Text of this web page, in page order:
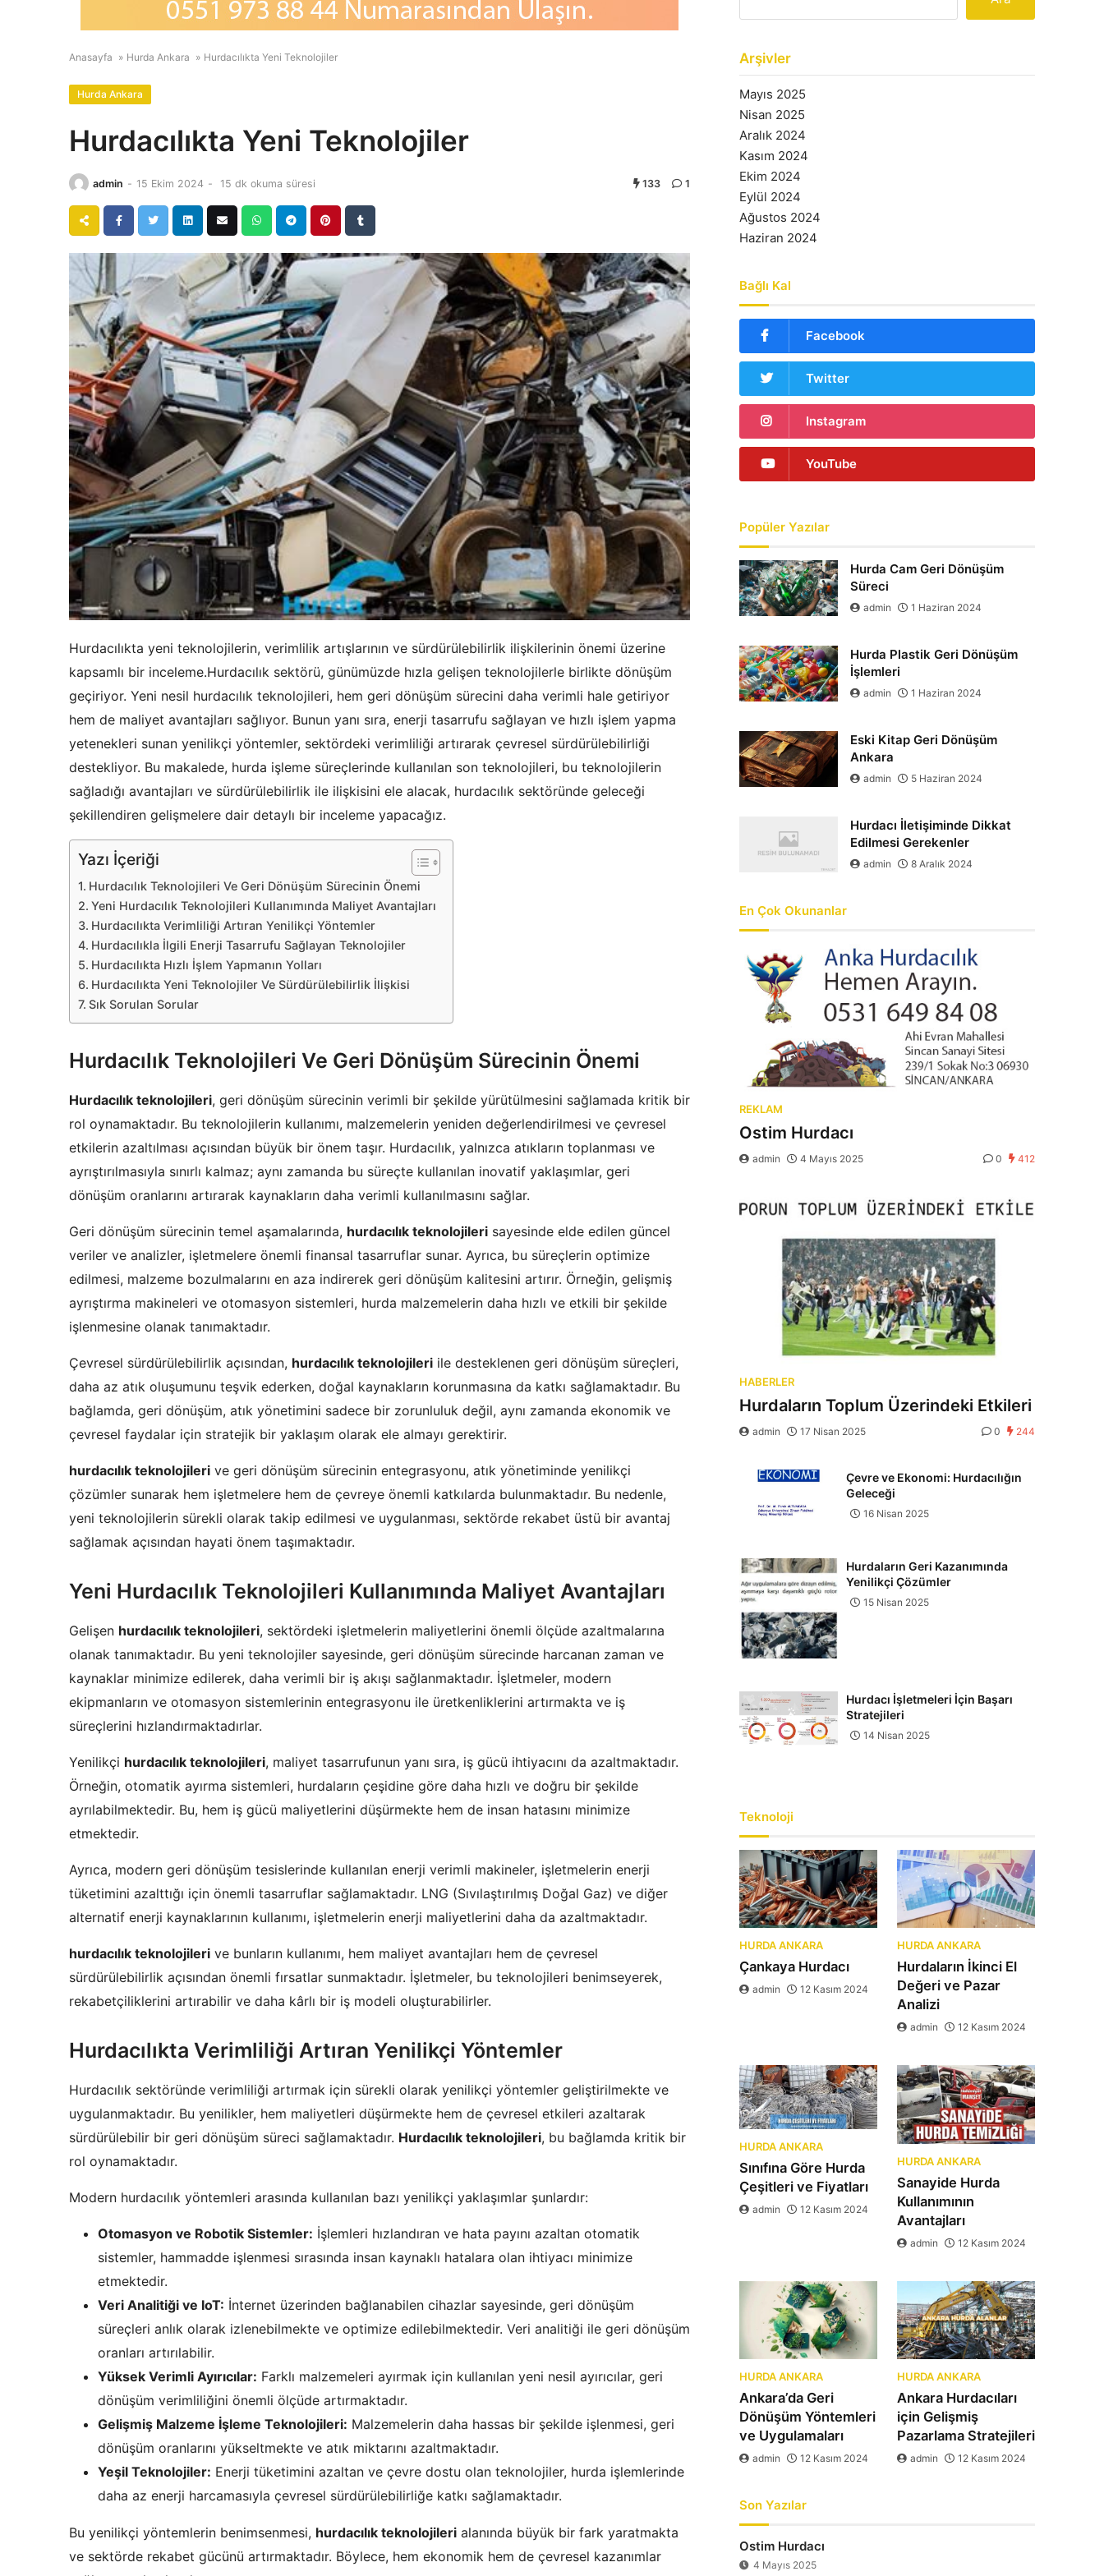
Anasayfa » Hurda Ankara » Hurdacılıkta Yeni Teknolojiler
Hurda Ankara
Hurdacılıkta Yeni Teknolojiler
admin - 15 Ekim 2024 - 15 dk okuma süresi 133 1
Hurdacılıkta yeni teknolojilerin, verimlilik artışlarının ve sürdürülebilirlik ilişkilerinin önemi üzerine
kapsamlı bir inceleme.Hurdacılık sektörü, günümüzde hızla gelişen teknolojilerle birlikte dönüşüm
geçiriyor. Yeni nesil hurdacılık teknolojileri, hem geri dönüşüm sürecini daha verimli hale getiriyor
hem de maliyet avantajları sağlıyor. Bunun yanı sıra, enerji tasarrufu sağlayan ve hızlı işlem yapma
yetenekleri sunan yenilikçi yöntemler, sektördeki verimliliği artırarak çevresel sürdürülebilirliği
destekliyor. Bu makalede, hurda işleme süreçlerinde kullanılan son teknolojileri, bu teknolojilerin
sağladığı avantajları ve sürdürülebilirlik ile ilişkisini ele alacak, hurdacılık sektöründe geleceği
şekillendiren gelişmelere dair detaylı bir inceleme yapacağız.
Yazı İçeriği
Hurdacılık Teknolojileri Ve Geri Dönüşüm Sürecinin Önemi
Yeni Hurdacılık Teknolojileri Kullanımında Maliyet Avantajları
Hurdacılıkta Verimliliği Artıran Yenilikçi Yöntemler
Hurdacılıkla İlgili Enerji Tasarrufu Sağlayan Teknolojiler
Hurdacılıkta Hızlı İşlem Yapmanın Yolları
Hurdacılıkta Yeni Teknolojiler Ve Sürdürülebilirlik İlişkisi
Sık Sorulan Sorular
Hurdacılık Teknolojileri Ve Geri Dönüşüm Sürecinin Önemi
Hurdacılık teknolojileri, geri dönüşüm sürecinin verimli bir şekilde yürütülmesini sağlamada kritik bir
rol oynamaktadır. Bu teknolojilerin kullanımı, malzemelerin yeniden değerlendirilmesi ve çevresel
etkilerin azaltılması açısından büyük bir önem taşır. Hurdacılık, yalnızca atıkların toplanması ve
ayrıştırılmasıyla sınırlı kalmaz; aynı zamanda bu süreçte kullanılan inovatif yaklaşımlar, geri
dönüşüm oranlarını artırarak kaynakların daha verimli kullanılmasını sağlar.
Geri dönüşüm sürecinin temel aşamalarında, hurdacılık teknolojileri sayesinde elde edilen güncel
veriler ve analizler, işletmelere önemli finansal tasarruflar sunar. Ayrıca, bu süreçlerin optimize
edilmesi, malzeme bozulmalarını en aza indirerek geri dönüşüm kalitesini artırır. Örneğin, gelişmiş
ayrıştırma makineleri ve otomasyon sistemleri, hurda malzemelerin daha hızlı ve etkili bir şekilde
işlenmesine olanak tanımaktadır.
Çevresel sürdürülebilirlik açısından, hurdacılık teknolojileri ile desteklenen geri dönüşüm süreçleri,
daha az atık oluşumunu teşvik ederken, doğal kaynakların korunmasına da katkı sağlamaktadır. Bu
bağlamda, geri dönüşüm, atık yönetimini sadece bir zorunluluk değil, aynı zamanda ekonomik ve
çevresel faydalar için stratejik bir yaklaşım olarak ele almayı gerektirir.
hurdacılık teknolojileri ve geri dönüşüm sürecinin entegrasyonu, atık yönetiminde yenilikçi
çözümler sunarak hem işletmelere hem de çevreye önemli katkılarda bulunmaktadır. Bu nedenle,
yeni teknolojilerin sürekli olarak takip edilmesi ve uygulanması, sektörde rekabet üstü bir avantaj
sağlamak açısından hayati önem taşımaktadır.
Yeni Hurdacılık Teknolojileri Kullanımında Maliyet Avantajları
Gelişen hurdacılık teknolojileri, sektördeki işletmelerin maliyetlerini önemli ölçüde azaltmalarına
olanak tanımaktadır. Bu yeni teknolojiler sayesinde, geri dönüşüm sürecinde harcanan zaman ve
kaynaklar minimize edilerek, daha verimli bir iş akışı sağlanmaktadır. İşletmeler, modern
ekipmanların ve otomasyon sistemlerinin entegrasyonu ile üretkenliklerini artırmakta ve iş
süreçlerini hızlandırmaktadırlar.
Yenilikçi hurdacılık teknolojileri, maliyet tasarrufunun yanı sıra, iş gücü ihtiyacını da azaltmaktadır.
Örneğin, otomatik ayırma sistemleri, hurdaların çeşidine göre daha hızlı ve doğru bir şekilde
ayrılabilmektedir. Bu, hem iş gücü maliyetlerini düşürmekte hem de insan hatasını minimize
etmektedir.
Ayrıca, modern geri dönüşüm tesislerinde kullanılan enerji verimli makineler, işletmelerin enerji
tüketimini azalttığı için önemli tasarruflar sağlamaktadır. LNG (Sıvılaştırılmış Doğal Gaz) ve diğer
alternatif enerji kaynaklarının kullanımı, işletmelerin enerji maliyetlerini daha da azaltmaktadır.
hurdacılık teknolojileri ve bunların kullanımı, hem maliyet avantajları hem de çevresel
sürdürülebilirlik açısından önemli fırsatlar sunmaktadır. İşletmeler, bu teknolojileri benimseyerek,
rekabetçiliklerini artırabilir ve daha kârlı bir iş modeli oluşturabilirler.
Hurdacılıkta Verimliliği Artıran Yenilikçi Yöntemler
Hurdacılık sektöründe verimliliği artırmak için sürekli olarak yenilikçi yöntemler geliştirilmekte ve
uygulanmaktadır. Bu yenilikler, hem maliyetleri düşürmekte hem de çevresel etkileri azaltarak
sürdürülebilir bir geri dönüşüm süreci sağlamaktadır. Hurdacılık teknolojileri, bu bağlamda kritik bir
rol oynamaktadır.
Modern hurdacılık yöntemleri arasında kullanılan bazı yenilikçi yaklaşımlar şunlardır:
Otomasyon ve Robotik Sistemler: İşlemleri hızlandıran ve hata payını azaltan otomatik
sistemler, hammadde işlenmesi sırasında insan kaynaklı hatalara olan ihtiyacı minimize
etmektedir.
Veri Analitiği ve IoT: İnternet üzerinden bağlanabilen cihazlar sayesinde, geri dönüşüm
süreçleri anlık olarak izlenebilmekte ve optimize edilebilmektedir. Veri analitiği ile geri dönüşüm
oranları artırılabilir.
Yüksek Verimli Ayırıcılar: Farklı malzemeleri ayırmak için kullanılan yeni nesil ayırıcılar, geri
dönüşüm verimliliğini önemli ölçüde artırmaktadır.
Gelişmiş Malzeme İşleme Teknolojileri: Malzemelerin daha hassas bir şekilde işlenmesi, geri
dönüşüm oranlarını yükseltmekte ve atık miktarını azaltmaktadır.
Yeşil Teknolojiler: Enerji tüketimini azaltan ve çevre dostu olan teknolojiler, hurda işlemlerinde
daha az enerji harcamasıyla çevresel sürdürülebilirliğe katkı sağlamaktadır.
Bu yenilikçi yöntemlerin benimsenmesi, hurdacılık teknolojileri alanında büyük bir fark yaratmakta
ve sektörde rekabet gücünü artırmaktadır. Böylece, hem ekonomik hem de çevresel kazanımlar
Arşivler
Mayıs 2025
Nisan 2025
Aralık 2024
Kasım 2024
Ekim 2024
Eylül 2024
Ağustos 2024
Haziran 2024
Bağlı Kal
Facebook
Twitter
Instagram
YouTube
Popüler Yazılar
Hurda Cam Geri Dönüşüm
Süreci
admin 1 Haziran 2024
Hurda Plastik Geri Dönüşüm
İşlemleri
admin 1 Haziran 2024
Eski Kitap Geri Dönüşüm
Ankara
admin 5 Haziran 2024
Hurdacı İletişiminde Dikkat
Edilmesi Gerekenler
admin 8 Aralık 2024
En Çok Okunanlar
REKLAM
Ostim Hurdacı
admin 4 Mayıs 2025 0 412
HABERLER
Hurdaların Toplum Üzerindeki Etkileri
admin 17 Nisan 2025 0 244
Çevre ve Ekonomi: Hurdacılığın
Geleceği
16 Nisan 2025
Hurdaların Geri Kazanımında
Yenilikçi Çözümler
15 Nisan 2025
Hurdacı İşletmeleri İçin Başarı
Stratejileri
14 Nisan 2025
Teknoloji
HURDA ANKARA
Çankaya Hurdacı
admin 12 Kasım 2024
HURDA ANKARA
Hurdaların İkinci El
Değeri ve Pazar
Analizi
admin 12 Kasım 2024
HURDA ANKARA
Sınıfına Göre Hurda
Çeşitleri ve Fiyatları
admin 12 Kasım 2024
HURDA ANKARA
Sanayide Hurda
Kullanımının
Avantajları
admin 12 Kasım 2024
HURDA ANKARA
Ankara’da Geri
Dönüşüm Yöntemleri
ve Uygulamaları
admin 12 Kasım 2024
HURDA ANKARA
Ankara Hurdacıları
için Gelişmiş
Pazarlama Stratejileri
admin 12 Kasım 2024
Son Yazılar
Ostim Hurdacı
4 Mayıs 2025